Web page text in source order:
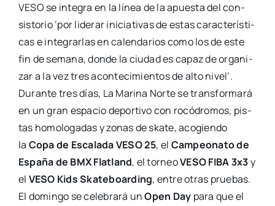
VESO se inte­gra en la línea de la apues­ta del con­
sis­to­rio ‘por lide­rar ini­cia­ti­vas de estas carac­te­rís­ti­
cas e inte­grar­las en calen­da­rios como los de este
fin de sema­na, don­de la ciu­dad es capaz de orga­ni­
zar a la vez tres acon­te­ci­mien­tos de alto nivel’.
Duran­te tres días, La Mari­na Nor­te se trans­for­ma­rá
en un gran espa­cio depor­ti­vo con rocó­dro­mos, pis­
tas homo­lo­ga­das y zonas de ska­te, aco­gien­do
la Copa de Esca­la­da VESO 25, el Cam­peo­na­to de
Espa­ña de BMX Flatland, el tor­neoVESO FIBA 3x3y
el VESO Kids Ska­te­boar­ding, entre otras prue­bas.
El domin­go se cele­bra­rá unOpen Day para que el